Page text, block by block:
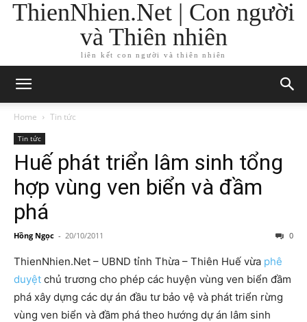
ThienNhien.Net | Con người
và Thiên nhiên
liên kết con người và thiên nhiên
Home Tin tức
Tin tức
Huế phát triển lâm sinh tổng
hợp vùng ven biển và đầm
phá
Hồng Ngọc - 20/10/2011 0
ThienNhien.Net – UBND tỉnh Thừa – Thiên Huế vừa phê
duyệt chủ trương cho phép các huyện vùng ven biển đầm
phá xây dựng các dự án đầu tư bảo vệ và phát triển rừng
vùng ven biển và đầm phá theo hướng dự án lâm sinh